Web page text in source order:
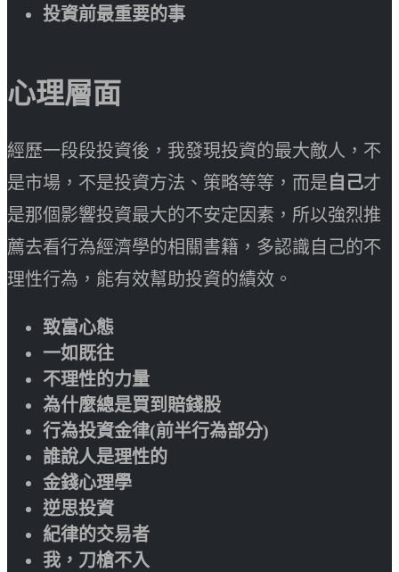
投資前最重要的事
心理層面
經歷一段段投資後，我發現投資的最大敵人，不
是市場，不是投資方法、策略等等，而是 自己才
是那個影響投資最大的不安定因素，所以強烈推
薦去看行為經濟學的相關書籍，多認識自己的不
理性行為，能有效幫助投資的績效。
致富心態
一如既往
不理性的力量
為什麼總是買到賠錢股
行為投資金律(前半行為部分)
誰說人是理性的
金錢心理學
逆思投資
紀律的交易者
我，刀槍不入